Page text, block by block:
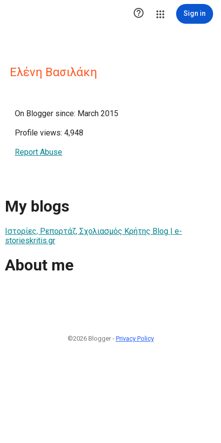
 Sign in
Ελένη Βασιλάκη
On Blogger since: March 2015
Profile views: 4,948
Report Abuse
My blogs
Ιστορίες, Ρεπορτάζ, Σχολιασμός Κρήτης Blog | e-
storieskritis.gr
About me
©2026 Blogger - Privacy Policy